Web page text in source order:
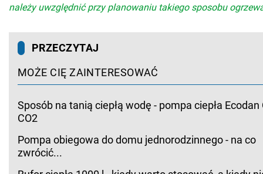
należy uwzględnić przy planowaniu takiego sposobu
PRZECZYTAJ
MOŻE CIĘ ZAINTERESOWAĆ
Sposób na tanią ciepłą wodę - pompa ciepła Ecodan
CO2
Pompa obiegowa do domu jednorodzinnego - na co
zwrócić...